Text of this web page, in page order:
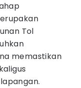
Tol
memastikan